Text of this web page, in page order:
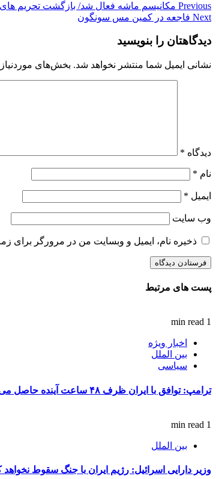
Previous مکانیسم ماشه فعال شد/ بازگشت تحریم های
Next فاجعه در کمین مس سونگون
دیدگاهتان را بنویسید
نشانی ایمیل شما منتشر نخواهد شد. بخش‌های
دیدگاه *
نام *
ایمیل *
وب‌ سایت
ذخیره نام، ایمیل و وبسایت من در مرورگر برای
پست های مرتبط
1 min read
اخبار ویژه
بین الملل
سیاسی
ترامپ: توافق با ایران ظرف ۴۸ ساعت آینده حاصل می‌شود
1 min read
بین الملل
وزیر دارایی اسرائیل: رژیم ایران با جنگ سقوط